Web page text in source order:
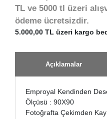
TL ve 5000 tl üzeri
ödeme ücretsizdir.
5.000,00 TL üzeri kargo
Açıklamalar
Emproyal Kendinden
Ölçüsü : 90X90
Fotoğrafta Çekimden